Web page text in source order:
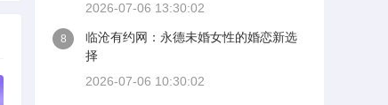
2026-07-06 13:30:02
8
临沧有约网：永德未婚女性的婚恋新选
择
2026-07-06 10:30:02